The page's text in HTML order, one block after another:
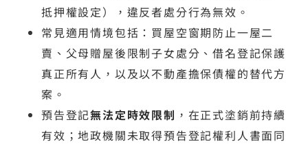
抵押權設定），違反者處分行為無效。
常見適用情境包括：買屋空窗期防止一屋二
賣、父母贈屋後限制子女處分、借名登記保護
真正所有人，以及以不動產擔保債權的替代方
案。
預告登記無法定時效限制 ，在正式塗銷前持續
有效；地政機關未取得預告登記權利人書面同